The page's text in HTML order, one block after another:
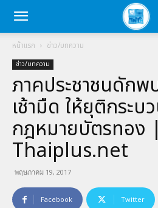
หน้าแรก ข่าว/บทความ
ข่าว/บทความ
ภาคประชาชนดักพ
เช้ามืด ให้ยุติกระบ
กฎหมายบัตรทอง |
Thaiplus.net
พฤษภาคม 19, 2017
Facebook Twitter